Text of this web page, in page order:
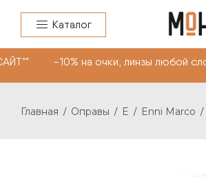
Каталог
-10% на очки, линзы
Главная / Оправы / E / Enni Marco /